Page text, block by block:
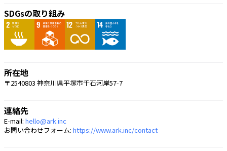
SDGsの取り組み
所在地
〒2540803 神奈川県平塚市千石河岸57-7
連絡先
E-mail: hello@ark.inc
お問い合わせフォーム: https://www.ark.inc/contact